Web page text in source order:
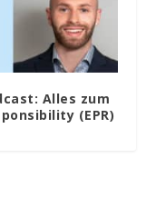
Alles zum
(EPR)